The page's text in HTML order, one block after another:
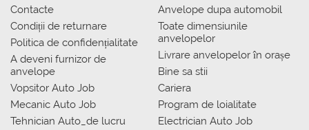
Contacte
Condiții de returnare
Politica de confidențialitate
A deveni furnizor de
anvelope
Vopsitor Auto Job
Mecanic Auto Job
Tehnician Auto_de lucru
Anvelope dupa automobil
Toate dimensiunile
anvelopelor
Livrare anvelopelor în orașe
Bine sa stii
Cariera
Program de loialitate
Electrician Auto Job